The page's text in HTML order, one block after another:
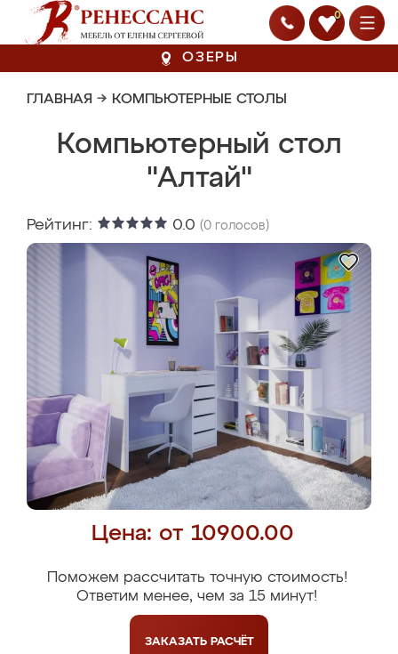
0
ОЗЕРЫ
ГЛАВНАЯ → КОМПЬЮТЕРНЫЕ СТОЛЫ
Компьютерный стол
"Алтай"
Рейтинг: 0.0 (0 голосов)
Цена: от 10900.00
Поможем рассчитать точную стоимость!
Ответим менее, чем за 15 минут!
ЗАКАЗАТЬ РАСЧЁТ